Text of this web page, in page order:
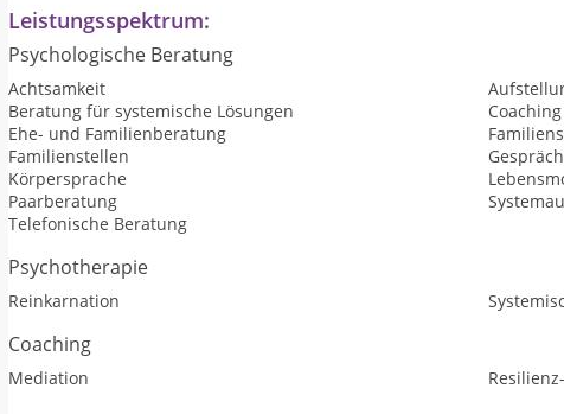
Leistungsspektrum:
Psychologische Beratung
Achtsamkeit
Beratung für systemische Lösungen
Coaching
Ehe- und Familienberatung
Familienstellen
Körpersprache
Paarberatung
Telefonische Beratung
Psychotherapie
Reinkarnation
Coaching
Mediation